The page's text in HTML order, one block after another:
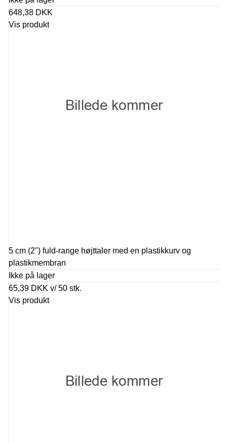
648,38 DKK
Vis produkt
5 cm (2") fuld-range højttaler med en plastikkurv og
plastikmembran
Ikke på lager
65,39 DKK v/ 50 stk.
Vis produkt